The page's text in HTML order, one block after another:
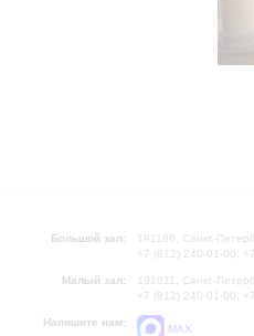
Большой зал:
191186, Санкт-
+7 (812) 240-01-00,
Малый зал:
191011, Санкт-
+7 (812) 240-01-00,
Напишите нам:
MAX